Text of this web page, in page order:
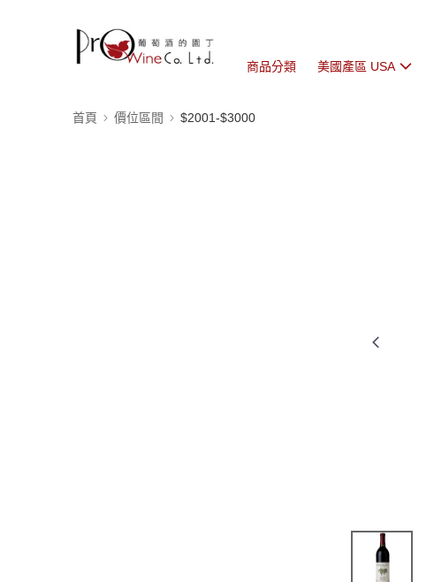
商品分類 美國產區 USA
首頁 價位區間 $2001-$3000